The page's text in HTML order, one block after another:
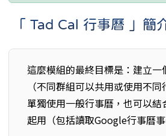
「 Tad Cal 行事曆 」簡
這麼模組的最終目標是：建立
（不同群組可以共用或使用不
單獨使用一般行事曆，也可以
起用（包括讀取Google行事曆事